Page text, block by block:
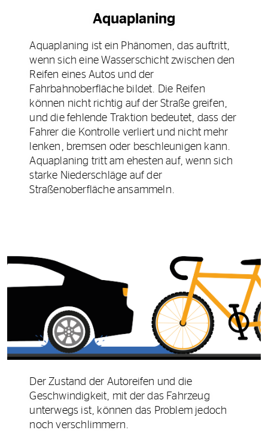
Aquaplaning
Aquaplaning ist ein Phänomen, das auftritt,
wenn sich eine Wasserschicht zwischen den
Reifen eines Autos und der
Fahrbahnoberfläche bildet. Die Reifen
können nicht richtig auf der Straße greifen,
und die fehlende Traktion bedeutet, dass der
Fahrer die Kontrolle verliert und nicht mehr
lenken, bremsen oder beschleunigen kann.
Aquaplaning tritt am ehesten auf, wenn sich
starke Niederschläge auf der
Straßenoberfläche ansammeln.
Der Zustand der Autoreifen und die
Geschwindigkeit, mit der das Fahrzeug
unterwegs ist, können das Problem jedoch
noch verschlimmern.